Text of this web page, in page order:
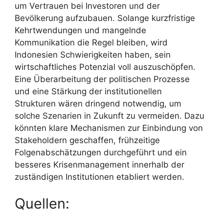
um Vertrauen bei Investoren und der
Bevölkerung aufzubauen. Solange kurzfristige
Kehrtwendungen und mangelnde
Kommunikation die Regel bleiben, wird
Indonesien Schwierigkeiten haben, sein
wirtschaftliches Potenzial voll auszuschöpfen.
Eine Überarbeitung der politischen Prozesse
und eine Stärkung der institutionellen
Strukturen wären dringend notwendig, um
solche Szenarien in Zukunft zu vermeiden. Dazu
könnten klare Mechanismen zur Einbindung von
Stakeholdern geschaffen, frühzeitige
Folgenabschätzungen durchgeführt und ein
besseres Krisenmanagement innerhalb der
zuständigen Institutionen etabliert werden.
Quellen: